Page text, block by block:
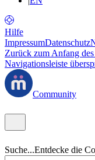
Hilfe
ImpressumDatenschutz
Zurück zum Anfang
Navigationsleiste
Community
Suche...Entdecke die